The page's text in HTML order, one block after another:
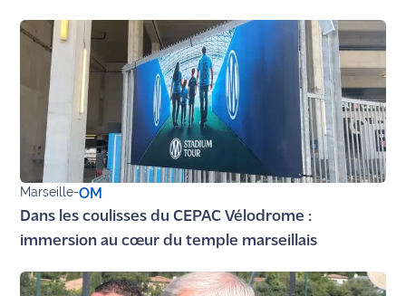
Ecouter
et voir
Maritima
Qui
sommes
nous ?
Devenir
Recrutement
Marseille-OM
Dans les coulisses du CEPAC Vélodrome :
immersion au cœur du temple marseillais